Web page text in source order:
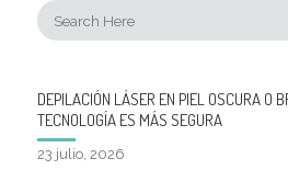
DEPILACIÓN LÁSER EN PIEL OSCURA O
TECNOLOGÍA ES MÁS SEGURA
23 julio, 2026